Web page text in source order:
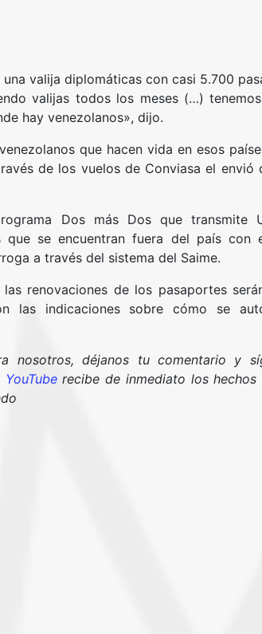
valija diplomáticas con casi 5.700
valijas todos los meses (…)
hay venezolanos», dijo.
que hacen vida en esos
de los vuelos de Conviasa el envió
Dos más Dos que transmite
que se encuentran fuera del país con
a través del sistema del Saime.
renovaciones de los pasaportes
las indicaciones sobre cómo se
nosotros, déjanos tu comentario y
YouTuberecibe de inmediato los hechos